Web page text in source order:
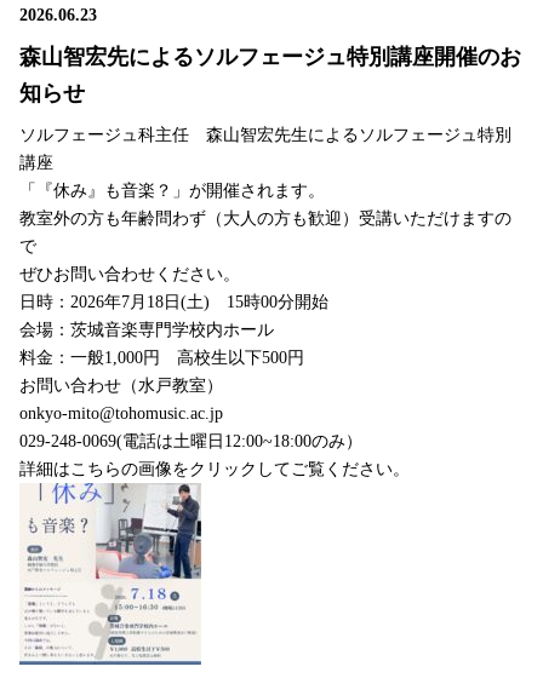
2026.06.23
森山智宏先によるソルフェージュ特別講座開催のお
知らせ
ソルフェージュ科主任 森山智宏先生によるソルフェージュ特別
講座
「『休み』も音楽？」が開催されます。
教室外の方も年齢問わず（大人の方も歓迎）受講いただけますの
で
ぜひお問い合わせください。
日時：2026年7月18日(土) 15時00分開始
会場：茨城音楽専門学校内ホール
料金：一般1,000円 高校生以下500円
お問い合わせ（水戸教室）
onkyo-mito@tohomusic.ac.jp
029-248-0069(電話は土曜日12:00~18:00のみ）
詳細はこちらの画像をクリックしてご覧ください。